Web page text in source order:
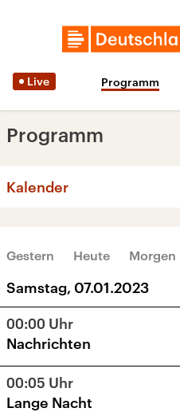
Live Programm
Programm
Kalender
Mo Di Mi Do
2
Gestern Heute Morgen
Samstag, 07.01.2023
00:00 Uhr
Nachrichten
00:05 Uhr
Lange Nacht